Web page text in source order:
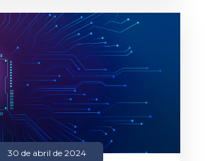
30 de abril de 2024